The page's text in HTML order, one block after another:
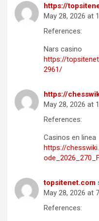
https://
May 28, 2026 at
References:
Nars casino
https://
2961/
https://
May 28, 2026 at
References:
Casinos en linea
https://
topsitenet.com
May 28, 2026 at
References: